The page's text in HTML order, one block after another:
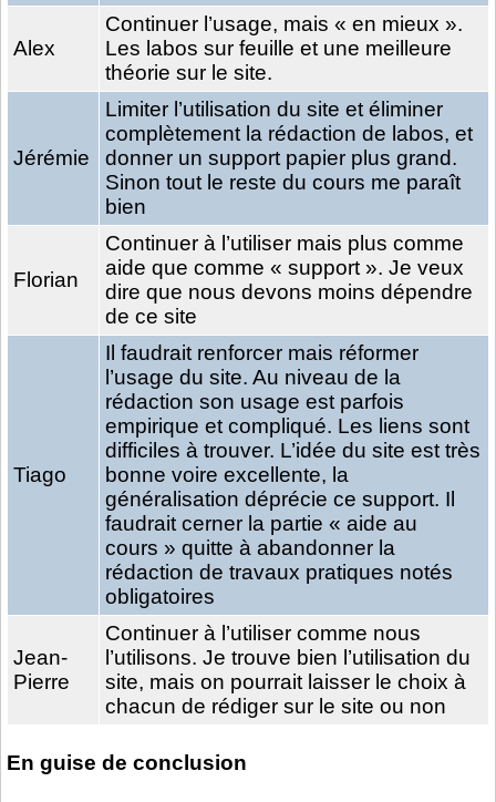
Alex
Continuer l’usage, mais « en mieux ».
Les labos sur feuille et une meilleure
théorie sur le site.
Jérémie
Limiter l’utilisation du site et éliminer
complètement la rédaction de labos, et
donner un support papier plus grand.
Sinon tout le reste du cours me paraît
bien
Florian
Continuer à l’utiliser mais plus comme
aide que comme « support ». Je veux
dire que nous devons moins dépendre
de ce site
Tiago
Il faudrait renforcer mais réformer
l’usage du site. Au niveau de la
rédaction son usage est parfois
empirique et compliqué. Les liens sont
difficiles à trouver. L’idée du site est très
bonne voire excellente, la
généralisation déprécie ce support. Il
faudrait cerner la partie « aide au
cours » quitte à abandonner la
rédaction de travaux pratiques notés
obligatoires
Jean-
Pierre
Continuer à l’utiliser comme nous
l’utilisons. Je trouve bien l’utilisation du
site, mais on pourrait laisser le choix à
chacun de rédiger sur le site ou non
En guise de conclusion